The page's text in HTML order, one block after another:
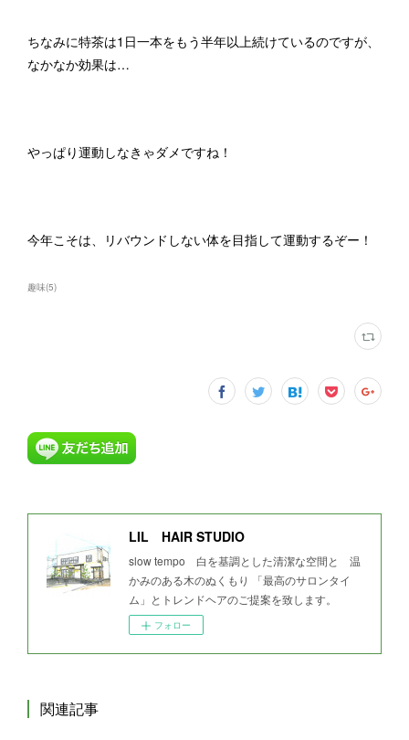
ちなみに特茶は1日一本をもう半年以上続けているのですが、
なかなか効果は…
やっぱり運動しなきゃダメですね！
今年こそは、リバウンドしない体を目指して運動するぞー！
趣味(5)
LIL HAIR STUDIO
slow tempo 白を基調とした清潔な空間と 温
かみのある木のぬくもり 「最高のサロンタイ
ム」とトレンドヘアのご提案を致します。
フォロー
関連記事